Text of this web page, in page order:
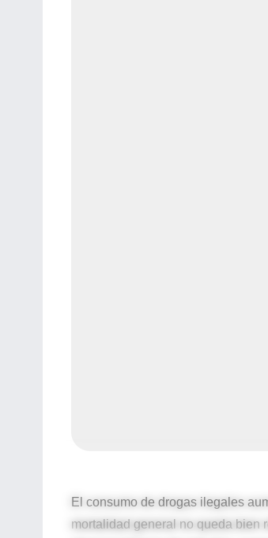
El consumo de drogas ilegales
mortalidad general no queda bien